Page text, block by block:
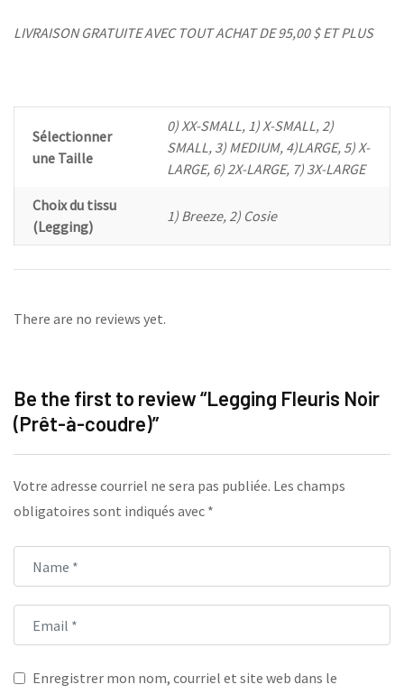
LIVRAISON GRATUITE AVEC TOUT ACHAT DE 95,00 $ ET PLUS
Sélectionner
une Taille
0) XX-SMALL, 1) X-SMALL, 2)
SMALL, 3) MEDIUM, 4)LARGE, 5) X-
LARGE, 6) 2X-LARGE, 7) 3X-LARGE
Choix du tissu
(Legging)
1) Breeze, 2) Cosie
There are no reviews yet.
Be the first to review “Legging Fleuris Noir
(Prêt-à-coudre)”
Votre adresse courriel ne sera pas publiée. Les champs
obligatoires sont indiqués avec *
Enregistrer mon nom, courriel et site web dans le